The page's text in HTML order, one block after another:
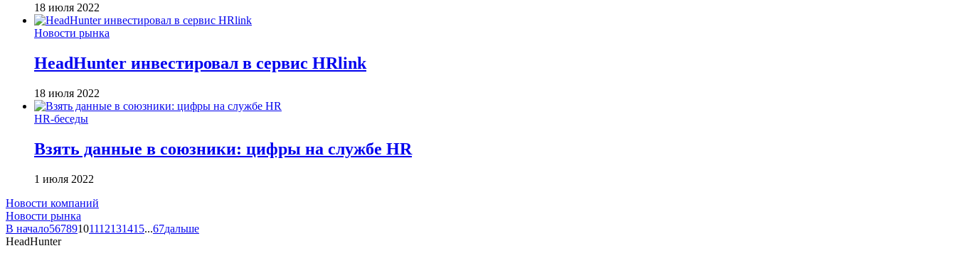
18 июля 2022
Новости рынка
HeadHunter инвестировал в сервис HRlink
18 июля 2022
HR-беседы
Взять данные в союзники: цифры на службе HR
1 июля 2022
Новости компаний
Новости рынка
В начало56789101112131415...67дальше
HeadHunter